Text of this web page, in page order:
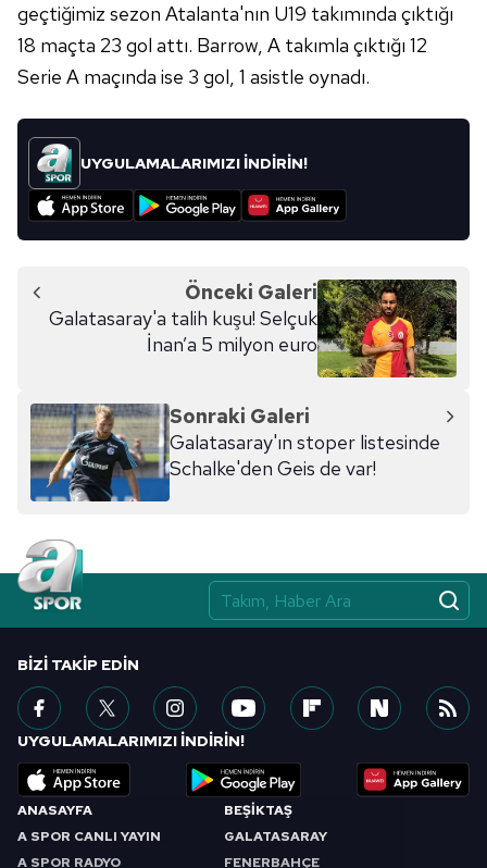
geçtiğimiz sezon Atalanta'nın U19 takımında çıktığı
18 maçta 23 gol attı. Barrow, A takımla çıktığı 12
Serie A maçında ise 3 gol, 1 asistle oynadı.
UYGULAMALARIMIZI İNDİRİN!
Önceki Galeri
Galatasaray'a talih kuşu! Selçuk
İnan’a 5 milyon euro
Sonraki Galeri
Galatasaray'ın stoper listesinde
Schalke'den Geis de var!
ANASAYFA
A SPOR CANLI YAYIN
A SPOR RADYO
BEŞİKTAŞ
GALATASARAY
FENERBAHÇE
BIZI TAKIP EDIN
UYGULAMALARIMIZI İNDİRİN!